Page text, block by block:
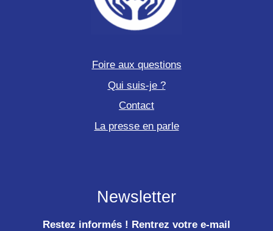
Foire aux questions
Qui suis-je ?
Contact
La presse en parle
Newsletter
Restez informés ! Rentrez votre e-mail